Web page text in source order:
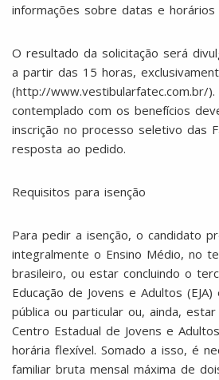
informações sobre datas e
O resultado da solicitação será
a partir das 15 horas,
(http://www.vestibularfatec.com.br/).
contemplado com os benefícios
inscrição no processo seletivo das
resposta ao pedido.
Requisitos para isenção
Para pedir a isenção, o candidato
integralmente o Ensino Médio, no
brasileiro, ou estar concluindo o
Educação de Jovens e Adultos
pública ou particular ou, ainda,
Centro Estadual de Jovens e
horária flexível. Somado a isso, é
familiar bruta mensal máxima de